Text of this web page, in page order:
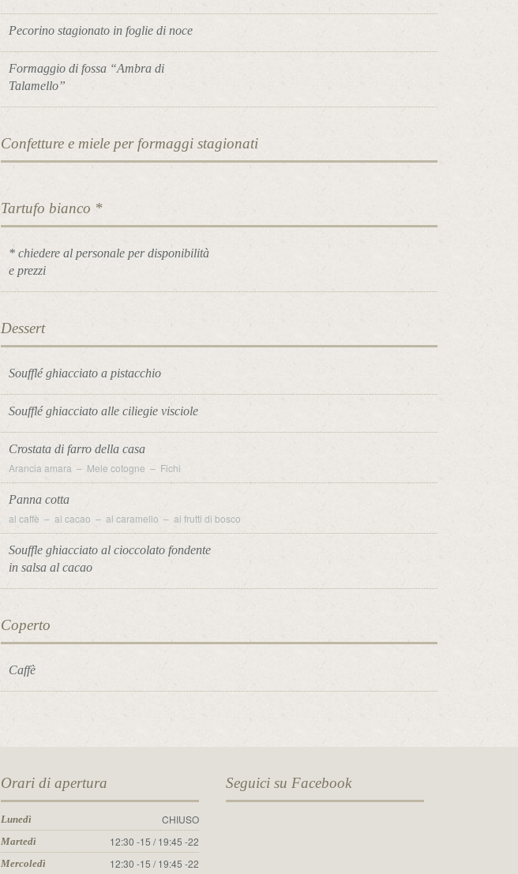
Pecorino stagionato in foglie di noce
Formaggio di fossa “Ambra di
Talamello”
Confetture e miele per formaggi stagionati
Tartufo bianco *
* chiedere al personale per disponibilità
e prezzi
Dessert
Soufflé ghiacciato a pistacchio
Soufflé ghiacciato alle ciliegie visciole
Crostata di farro della casa
Arancia amara – Mele cotogne – Fichi
Panna cotta
al caffè – al cacao – al caramello – ai frutti di bosco
Souffle ghiacciato al cioccolato fondente
in salsa al cacao
Coperto
Caffè
Orari di apertura
Lunedì CHIUSO
Martedì 12:30 -15 / 19:45 -22
Mercoledì 12:30 -15 / 19:45 -22
Seguici su Facebook